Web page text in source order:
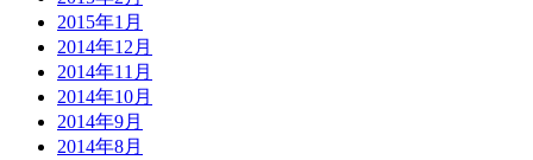
2015年1月
2014年12月
2014年11月
2014年10月
2014年9月
2014年8月